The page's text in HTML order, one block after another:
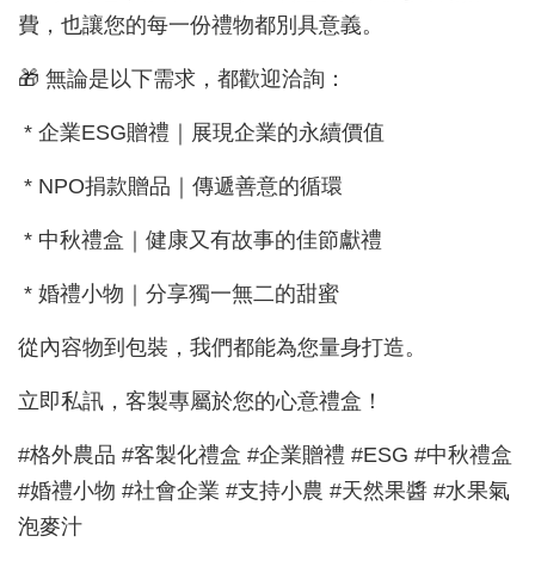
費，也讓您的每一份禮物都別具意義。
🎁 無論是以下需求，都歡迎洽詢：
* 企業ESG贈禮｜展現企業的永續價值
* NPO捐款贈品｜傳遞善意的循環
* 中秋禮盒｜健康又有故事的佳節獻禮
* 婚禮小物｜分享獨一無二的甜蜜
從內容物到包裝，我們都能為您量身打造。
立即私訊，客製專屬於您的心意禮盒！
#格外農品 #客製化禮盒 #企業贈禮 #ESG #中秋禮盒
#婚禮小物 #社會企業 #支持小農 #天然果醬 #水果氣
泡麥汁